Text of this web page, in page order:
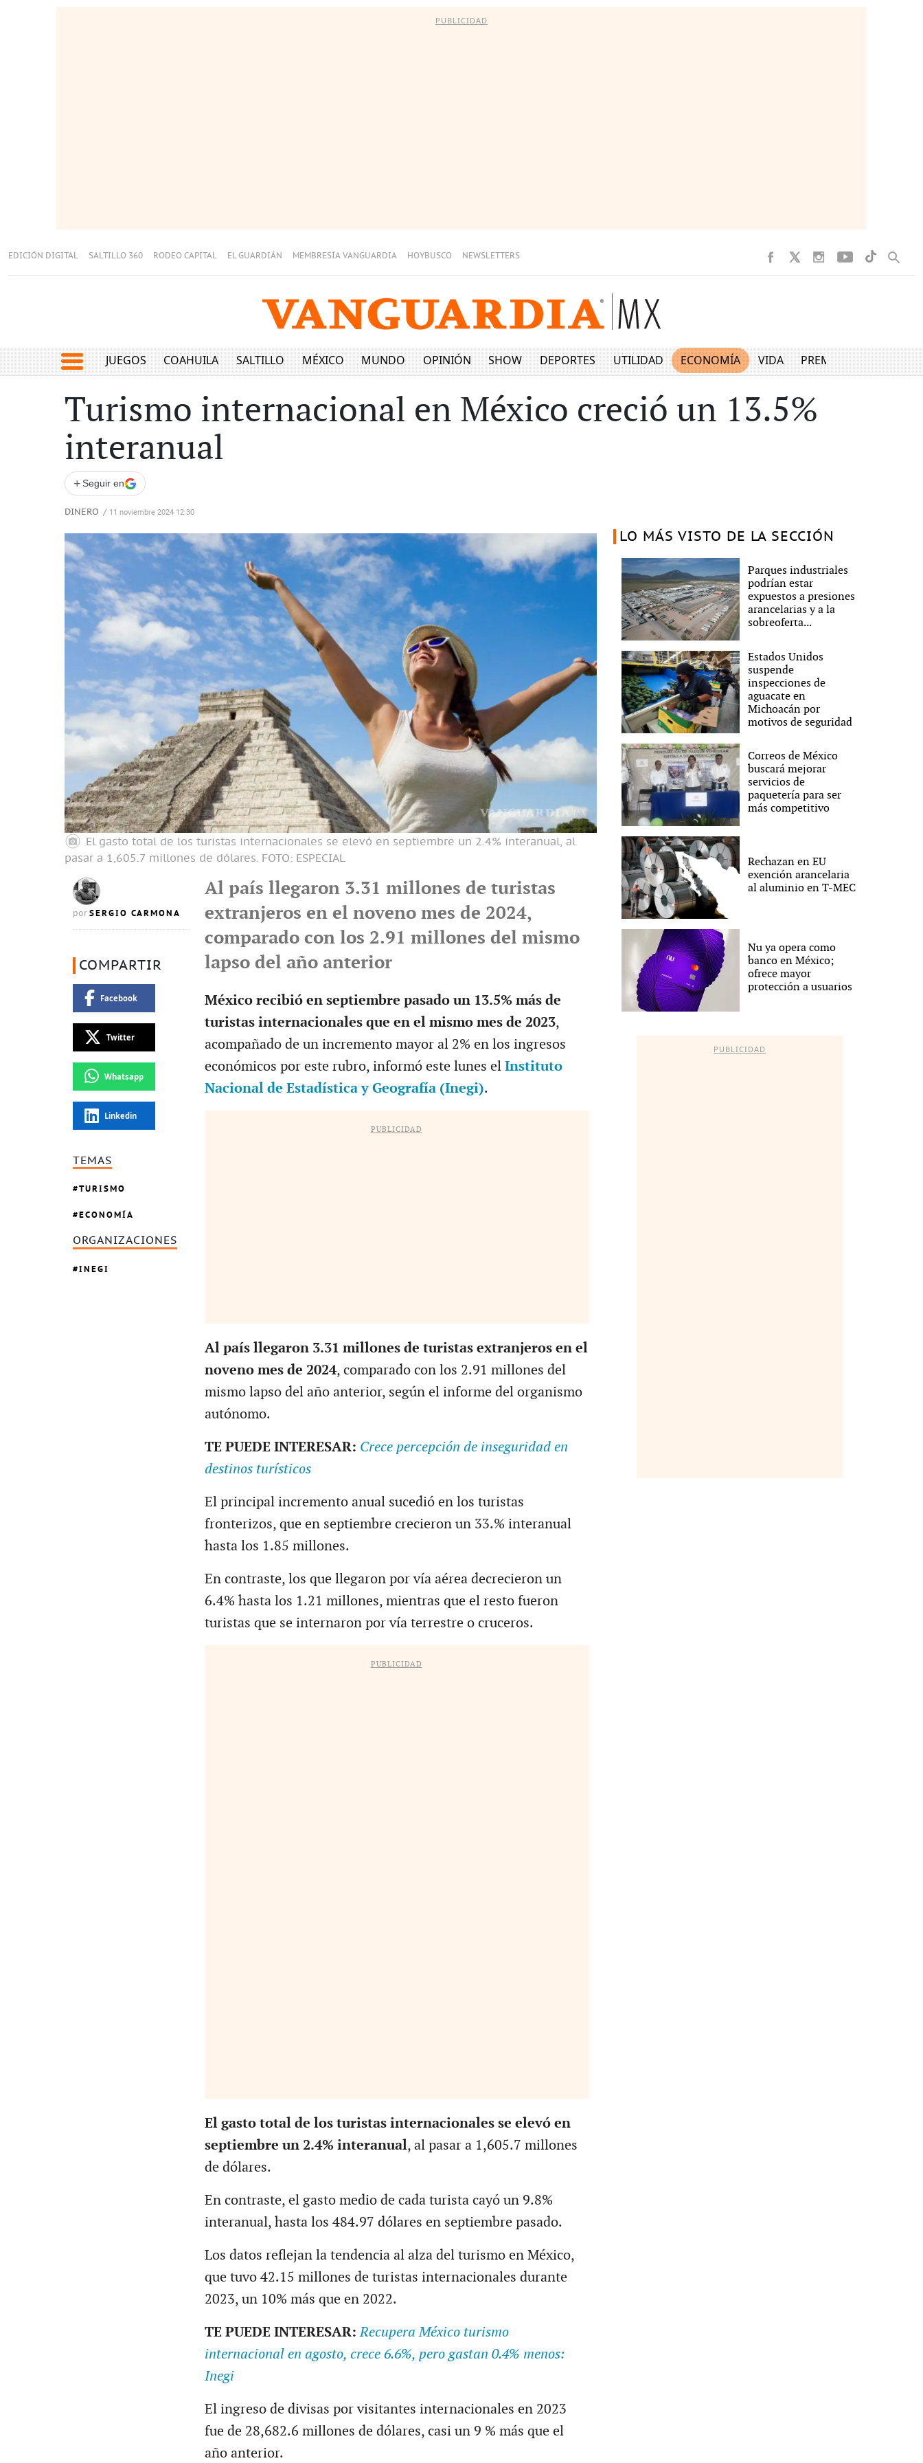
PUBLICIDAD
EDICIÓN DIGITAL SALTILLO 360 RODEO CAPITAL EL GUARDIÁN MEMBRESÍA VANGUARDIA HOYBUSCO NEWSLETTERS
JUEGOS COAHUILA SALTILLO MÉXICO MUNDO OPINIÓN SHOW DEPORTES UTILIDAD ECONOMÍA VIDA PREMIUM
Turismo internacional en México creció un 13.5%
interanual
+ Seguir en
DINERO / 11 noviembre 2024 12:30
El gasto total de los turistas internacionales se elevó en septiembre un 2.4% interanual, al
pasar a 1,605.7 millones de dólares. FOTO: ESPECIAL
por SERGIO CARMONA
COMPARTIR
Facebook
Twitter
Whatsapp
Linkedin
TEMAS
TURISMO
ECONOMÍA
ORGANIZACIONES
INEGI
Al país llegaron 3.31 millones de turistas
extranjeros en el noveno mes de 2024,
comparado con los 2.91 millones del mismo
lapso del año anterior
México recibió en septiembre pasado un 13.5% más de
turistas internacionales que en el mismo mes de 2023,
acompañado de un incremento mayor al 2% en los ingresos
económicos por este rubro, informó este lunes el Instituto
Nacional de Estadística y Geografía (Inegi).
PUBLICIDAD
Al país llegaron 3.31 millones de turistas extranjeros en el
noveno mes de 2024, comparado con los 2.91 millones del
mismo lapso del año anterior, según el informe del organismo
autónomo.
TE PUEDE INTERESAR: Crece percepción de inseguridad en
destinos turísticos
El principal incremento anual sucedió en los turistas
fronterizos, que en septiembre crecieron un 33.% interanual
hasta los 1.85 millones.
En contraste, los que llegaron por vía aérea decrecieron un
6.4% hasta los 1.21 millones, mientras que el resto fueron
turistas que se internaron por vía terrestre o cruceros.
PUBLICIDAD
El gasto total de los turistas internacionales se elevó en
septiembre un 2.4% interanual, al pasar a 1,605.7 millones
de dólares.
En contraste, el gasto medio de cada turista cayó un 9.8%
interanual, hasta los 484.97 dólares en septiembre pasado.
Los datos reflejan la tendencia al alza del turismo en México,
que tuvo 42.15 millones de turistas internacionales durante
2023, un 10% más que en 2022.
TE PUEDE INTERESAR:Recupera México turismo
internacional en agosto, crece 6.6%, pero gastan 0.4% menos:
Inegi
El ingreso de divisas por visitantes internacionales en 2023
fue de 28,682.6 millones de dólares, casi un 9 % más que el
año anterior.
LO MÁS VISTO DE LA SECCIÓN
Parques industriales
podrían estar
expuestos a presiones
arancelarias y a la
sobreoferta...
Estados Unidos
suspende
inspecciones de
aguacate en
Michoacán por
motivos de seguridad
Correos de México
buscará mejorar
servicios de
paquetería para ser
más competitivo
Rechazan en EU
exención arancelaria
al aluminio en T-MEC
Nu ya opera como
banco en México;
ofrece mayor
protección a usuarios
PUBLICIDAD